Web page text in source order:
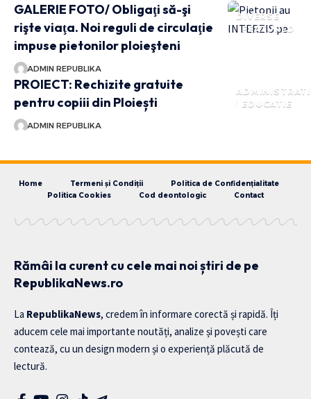
DIVERSE
FEATURED
GALERIE FOTO/ Obligaţi să-şi
rişte viaţa. Noi reguli de circulaţie
impuse pietonilor ploieşteni
ADMIN REPUBLIKA
EDUCATIE
PROIECT: Rechizite gratuite
pentru copiii din Ploiești
ADMIN REPUBLIKA
Home Termeni și Condiții
Politica de Confidențialitate
Politica Cookies
Cod deontologic Contact
Rămâi la curent cu cele mai noi știri de pe
RepublikaNews.ro
La RepublikaNews, credem în informare corectă și rapidă. Îți
aducem cele mai importante noutăți, analize și povești care
contează, cu un design modern și o experiență plăcută de
lectură.